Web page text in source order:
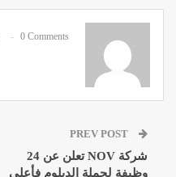
0 Comments
شركة NOV تعلن عن 24
وظيفة لحملة الدبلوم فأعلى